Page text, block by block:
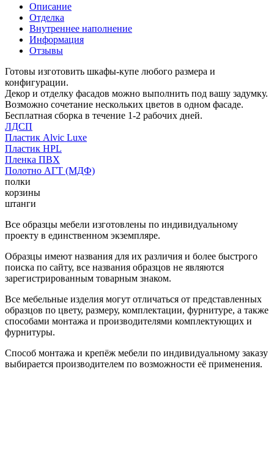
Описание
Отделка
Внутреннее наполнение
Информация
Отзывы
Готовы изготовить шкафы-купе любого размера и
конфигурации.
Декор и отделку фасадов можно выполнить под вашу задумку.
Возможно сочетание нескольких цветов в одном фасаде.
Бесплатная сборка в течение 1-2 рабочих дней.
ЛДСП
Пластик Alvic Luxe
Пластик HPL
Пленка ПВХ
Полотно АГТ (МДФ)
полки
корзины
штанги
Все образцы мебели изготовлены по индивидуальному
проекту в единственном экземпляре.
Образцы имеют названия для их различия и более быстрого
поиска по сайту, все названия образцов не являются
зарегистрированным товарным знаком.
Все мебельные изделия могут отличаться от представленных
образцов по цвету, размеру, комплектации, фурнитуре, а также
способами монтажа и производителями комплектующих и
фурнитуры.
Способ монтажа и крепёж мебели по индивидуальному заказу
выбирается производителем по возможности её применения.